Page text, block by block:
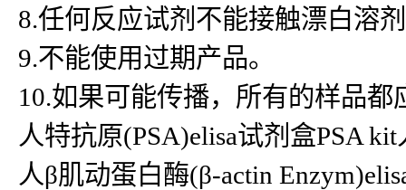
8.任何反应试剂不能接触漂白溶
9.不能使用过期产品。
10.如果可能传播，所有的样品
人特抗原(PSA)elisa试剂盒PSA
人β肌动蛋白酶(β-actin